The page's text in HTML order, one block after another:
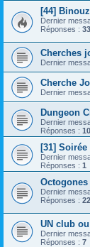
[44]
Dernier
Réponses : 33
Cherches
Dernier
Cherche
Dernier
Dungeon
Dernier
Réponses : 10
[31]
Dernier
Réponses : 1
Octogones
Dernier
Réponses : 22
UN club
Dernier
Réponses : 7